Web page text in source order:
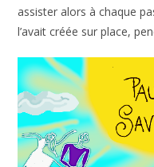
assister alors à chaque
l’avait créée sur place,